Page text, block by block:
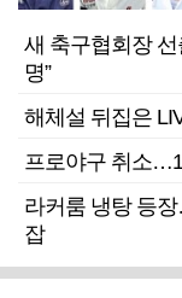
새 축구협회장
명”
해체설 뒤집은
프로야구 취소
라커룸 냉탕 등
잡